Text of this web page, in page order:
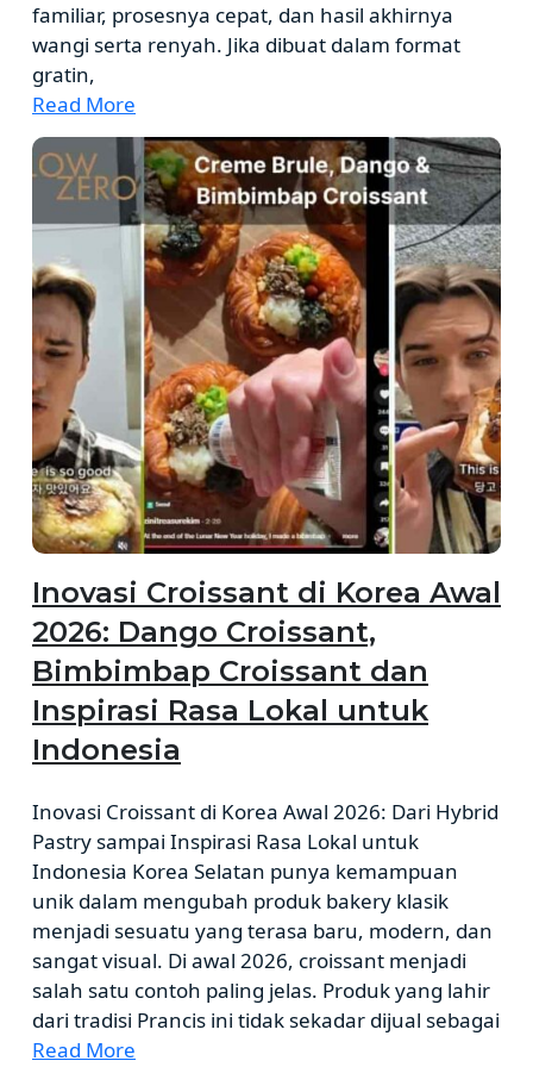
familiar, prosesnya cepat, dan hasil akhirnya
wangi serta renyah. Jika dibuat dalam format
gratin,
Read More
Inovasi Croissant di Korea Awal
2026: Dango Croissant,
Bimbimbap Croissant dan
Inspirasi Rasa Lokal untuk
Indonesia
Inovasi Croissant di Korea Awal 2026: Dari Hybrid
Pastry sampai Inspirasi Rasa Lokal untuk
Indonesia Korea Selatan punya kemampuan
unik dalam mengubah produk bakery klasik
menjadi sesuatu yang terasa baru, modern, dan
sangat visual. Di awal 2026, croissant menjadi
salah satu contoh paling jelas. Produk yang lahir
dari tradisi Prancis ini tidak sekadar dijual sebagai
Read More